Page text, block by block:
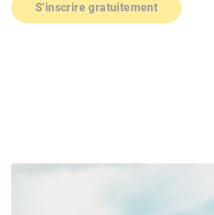
S'inscrire gratuitement